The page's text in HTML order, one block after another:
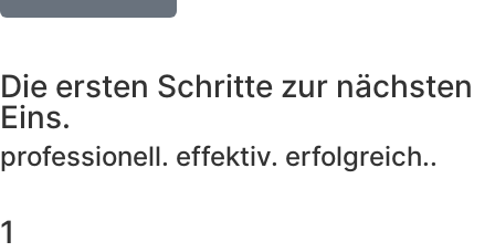
Die ersten Schritte zur nächsten
Eins.
professionell. effektiv. erfolgreich..
1